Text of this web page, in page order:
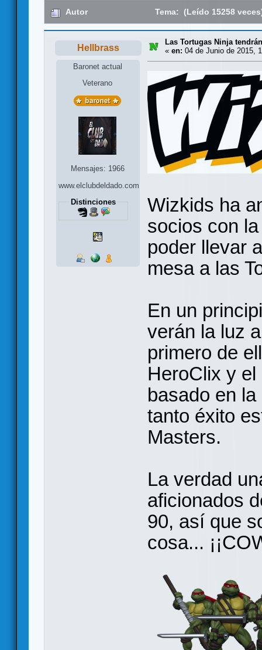
Autor Tema: (Leído 15258
Hellbrass
Baronet actual
Veterano
Mensajes: 1966
www.elclubdeldado.com
Distinciones
Las Tortugas Ninja
« en: 04 de Junio de 2015,
Wizkids ha
socios con
poder llevar
mesa a las
En un
verán la luz
primero de
HeroClix y
basado en
tanto éxito
Masters.
La verdad
aficionados
90, así que
cosa...